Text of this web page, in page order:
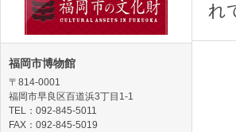
れ
福岡市博物館
〒814-0001
福岡市早良区百道浜3丁目1-1
TEL：092-845-5011
FAX：092-845-5019